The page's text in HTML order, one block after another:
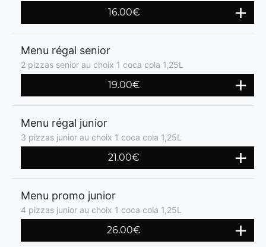
16.00€
Menu régal senior
2 pizzas senior au choix 1 coca cola 1,25L
19.00€
Menu régal junior
3 pizzas junior au choix 1 coca cola 1,25L
21.00€
Menu promo junior
4 pizzas junior au choix 1 coca cola 1,25L
26.00€